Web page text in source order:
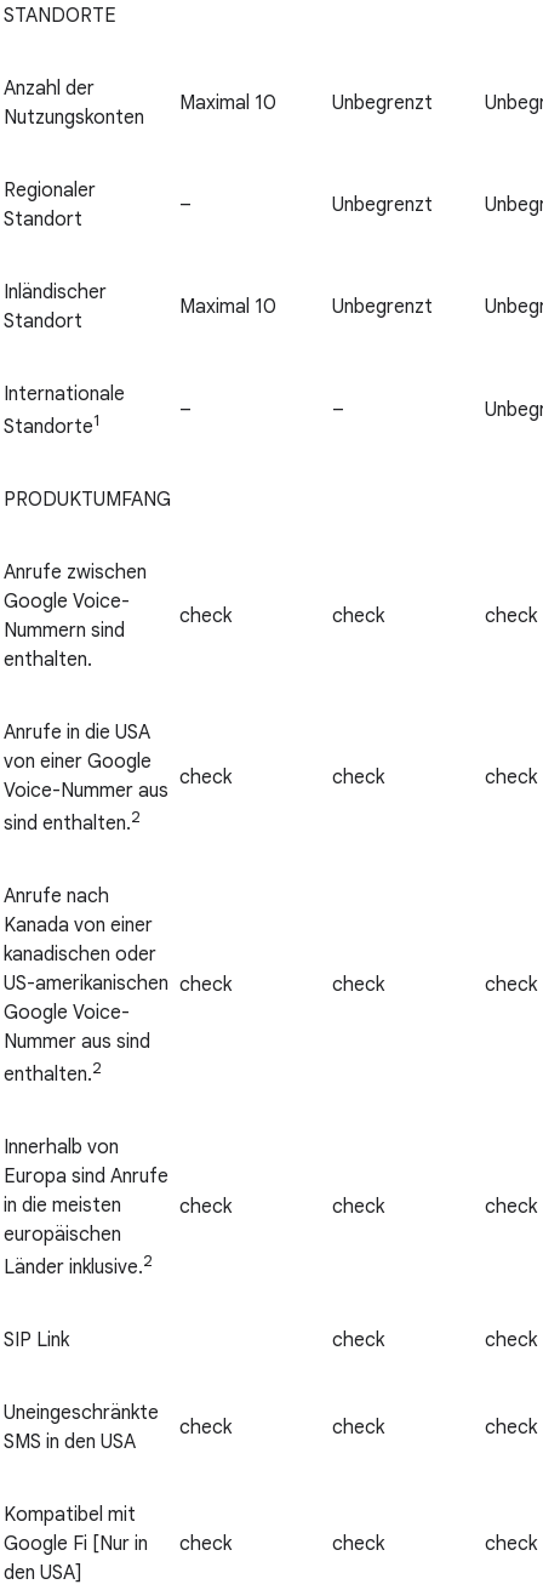
STANDORTE
Anzahl der
Nutzungskonten
Maximal 10 Unbegrenzt
Regionaler
Standort
– Unbegrenzt
Inländischer
Standort
Maximal 10 Unbegrenzt
Internationale
Standorte1 – –
PRODUKTUMFANG
Anrufe zwischen
Google Voice-
Nummern sind
enthalten.
check check check
Anrufe in die USA
von einer Google
Voice-Nummer aus
sind enthalten.2
check check check
Anrufe nach
Kanada von einer
kanadischen oder
US-amerikanischen
Google Voice-
Nummer aus sind
enthalten.2
check check check
Innerhalb von
Europa sind Anrufe
in die meisten
europäischen
Länder inklusive.2
check check check
SIP Link check check
Uneingeschränkte
SMS in den USA
check check check
Kompatibel mit
Google Fi [Nur in
den USA]
check check check